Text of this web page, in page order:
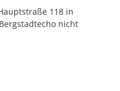
118 in
nicht